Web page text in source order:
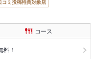
コミ投稿特典対象店
コース
！